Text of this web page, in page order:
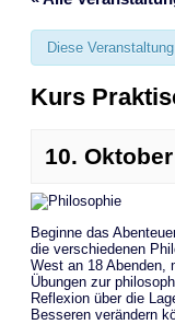
Diese
Kurs
10.
Beginne das
die verschiedenen
West an 18 Abenden,
Übungen zur
Reflexion über die
Besseren verändern